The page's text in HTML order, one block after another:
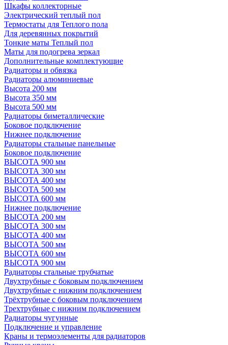
Шкафы коллекторные
Электрический теплый пол
Термостаты для Теплого пола
Для деревянных покрытий
Тонкие маты Теплый пол
Маты для подогрева зеркал
Дополнительные комплектующие
Радиаторы и обвязка
Радиаторы алюминиевые
Высота 200 мм
Высота 350 мм
Высота 500 мм
Радиаторы биметаллические
Боковое подключение
Нижнее подключение
Радиаторы стальные панельные
Боковое подключение
ВЫСОТА 900 мм
ВЫСОТА 300 мм
ВЫСОТА 400 мм
ВЫСОТА 500 мм
ВЫСОТА 600 мм
Нижнее подключение
ВЫСОТА 200 мм
ВЫСОТА 300 мм
ВЫСОТА 400 мм
ВЫСОТА 500 мм
ВЫСОТА 600 мм
ВЫСОТА 900 мм
Радиаторы стальные трубчатые
Двухтрубные с боковым подключением
Двухтрубные с нижним подключением
Трёхтрубные с боковым подключением
Трехтрубные с нижним подключением
Радиаторы чугунные
Подключение и управление
Краны и термоэлементы для радиаторов